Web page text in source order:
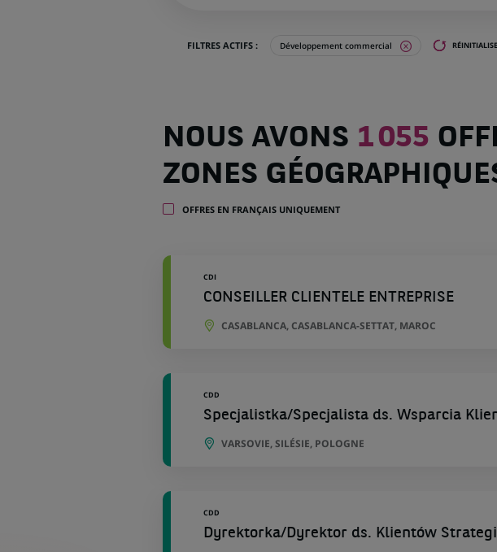
FILTRES ACTIFS : Développement commercial
Nous
avons
1 055
offres
32
NOUS AVONS 1 055
ZONES
OFFRES EN FRANÇAIS UNIQUEMENT
CDI
CONSEILLER CLIENTELE ENTREPRISE
CASABLANCA, CASABLANCA-SETTAT, MAROC
CDD
Specjalistka/Specjalista ds. Wsparcia
VARSOVIE, SILÉSIE, POLOGNE
CDD
Dyrektorka/Dyrektor ds. Klientów